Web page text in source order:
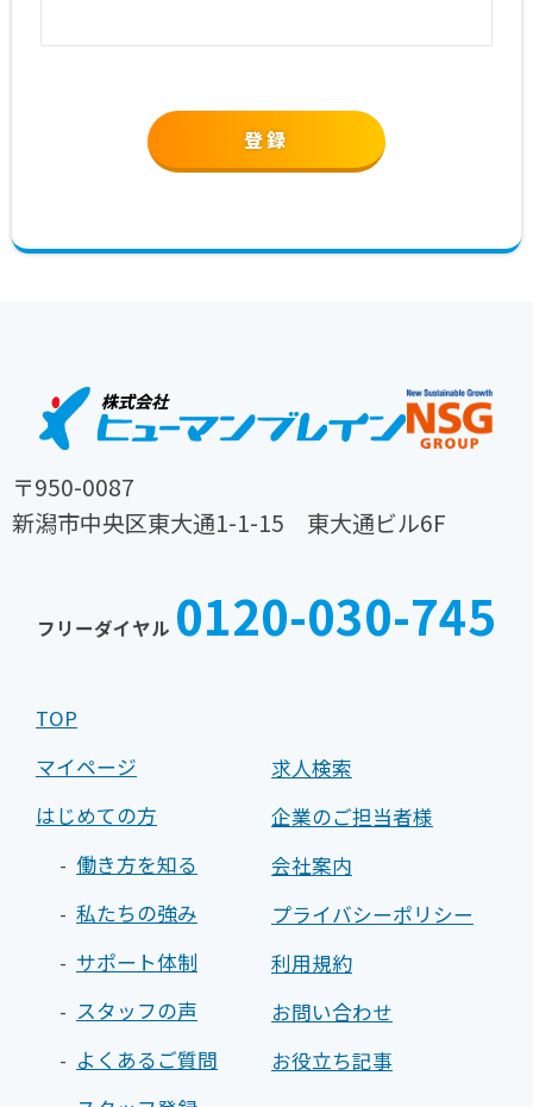
〒950-0087
新潟市中央区東大通1-1-15 東大通ビル6F
242-
242-
フリーダイヤル 0120-030-745
TOP
マイページ
はじめての方
働き方を知る
私たちの強み
サポート体制
スタッフの声
よくあるご質問
求人検索
企業のご担当者様
会社案内
プライバシーポリシー
利用規約
お問い合わせ
お役立ち記事